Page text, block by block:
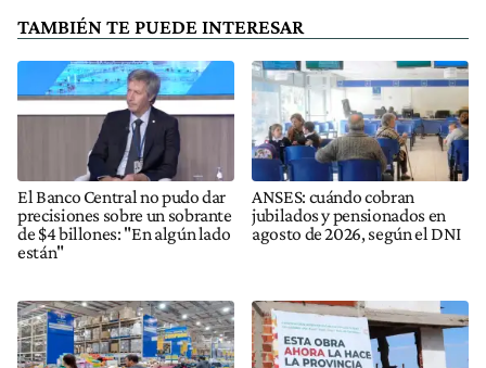
TAMBIÉN TE PUEDE INTERESAR
El Banco Central no pudo dar
precisiones sobre un sobrante
de $4 billones: "En algún lado
están"
ANSES: cuándo cobran
jubilados y pensionados en
agosto de 2026, según el DNI